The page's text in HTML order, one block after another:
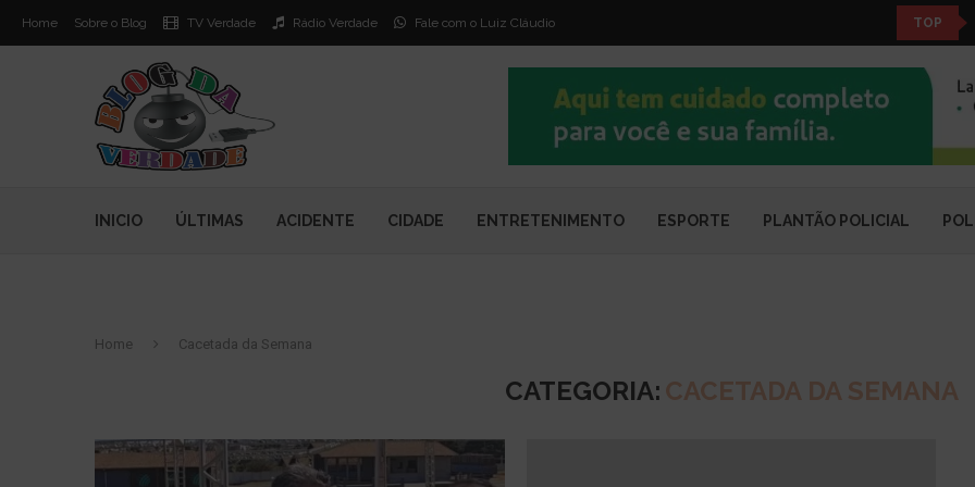
Home Sobre o Blog TV Verdade Rádio Verdade Fale com o Luiz Cláudio TOP
INICIO ÚLTIMAS ACIDENTE CIDADE ENTRETENIMENTO ESPORTE PLANTÃO POLICIAL
Home Cacetada da Semana
CATEGORIA: CACETADA DA SEMANA